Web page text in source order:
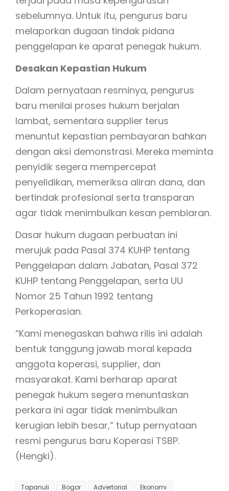
sebelumnya. Untuk itu, pengurus baru
melaporkan dugaan tindak pidana
penggelapan ke aparat penegak hukum.
Desakan Kepastian Hukum
Dalam pernyataan resminya, pengurus
baru menilai proses hukum berjalan
lambat, sementara supplier terus
menuntut kepastian pembayaran bahkan
dengan aksi demonstrasi. Mereka meminta
penyidik segera mempercepat
penyelidikan, memeriksa aliran dana, dan
bertindak profesional serta transparan
agar tidak menimbulkan kesan pembiaran.
Dasar hukum dugaan perbuatan ini
merujuk pada Pasal 374 KUHP tentang
Penggelapan dalam Jabatan, Pasal 372
KUHP tentang Penggelapan, serta UU
Nomor 25 Tahun 1992 tentang
Perkoperasian.
“Kami menegaskan bahwa rilis ini adalah
bentuk tanggung jawab moral kepada
anggota koperasi, supplier, dan
masyarakat. Kami berharap aparat
penegak hukum segera menuntaskan
perkara ini agar tidak menimbulkan
kerugian lebih besar,” tutup pernyataan
resmi pengurus baru Koperasi TSBP.
(Hengki).
Tapanuli Bogor Advertorial
Ekonomi